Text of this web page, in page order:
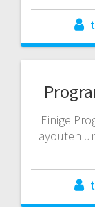
Einige
Layouten